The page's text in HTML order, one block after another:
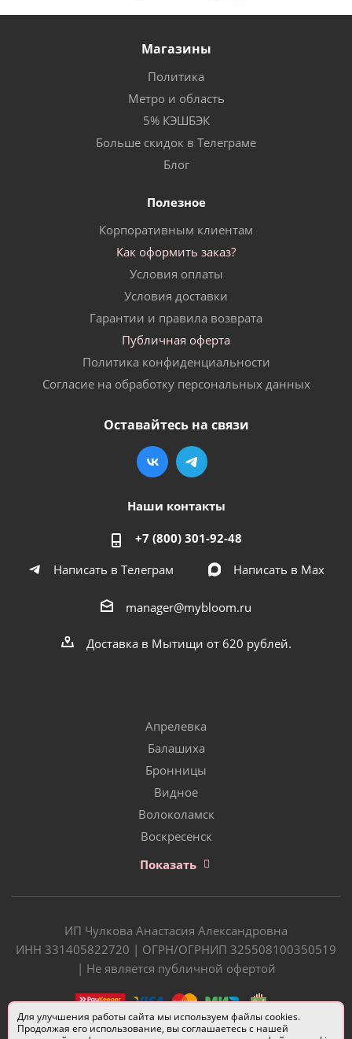
Магазины
Политика
Метро и область
5% КЭШБЭК
Больше скидок в Телеграме
Блог
Полезное
Корпоративным клиентам
Как оформить заказ?
Условия оплаты
Условия доставки
Гарантии и правила возврата
Публичная оферта
Политика конфиденциальности
Согласие на обработку персональных данных
Оставайтесь на связи
Наши контакты
+7 (800) 301-92-48
Написать в Телеграм
Написать в Мах
manager@mybloom.ru
Доставка в Мытищи от 620 рублей.
Апрелевка
Балашиха
Бронницы
Видное
Волоколамск
Воскресенск
Показать
ИП Чулкова Анастасия Александровна
ИНН 331405822720 | ОГРН/ОГРНИП 325508100350519
| Не является публичной офертой
Для улучшения работы сайта мы используем файлы cookies.
Продолжая его использование, вы соглашаетесь с нашей